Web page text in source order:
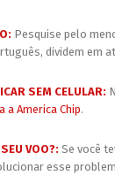
Pesquise pelo
dividem em
SEM CELULAR:
a America Chip.
VOO?: Se você
esse